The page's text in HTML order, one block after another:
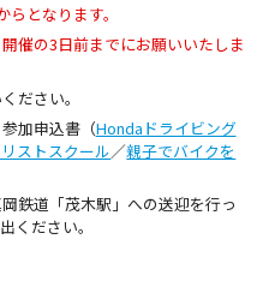
アクセス
ンケート
となります。
催の3日前までにお願いいたしま
ださい。
加申込書（Hondaドライビング
ストスクール／親子でバイクを
鉄道「茂木駅」への送迎を行っ
ください。